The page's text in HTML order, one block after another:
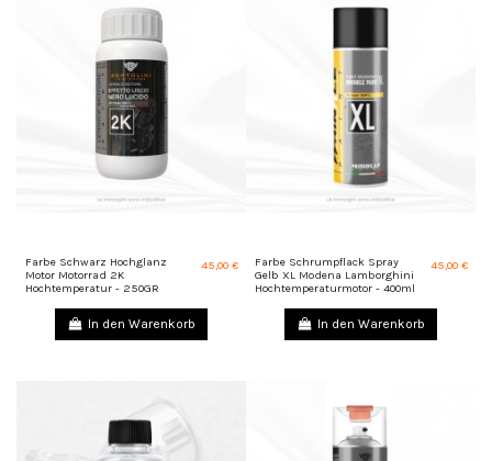
Farbe Schwarz Hochglanz
Motor Motorrad 2K
Hochtemperatur - 250GR
45,00 €
In den Warenkorb
Farbe Schrumpflack Spray
Gelb XL Modena Lamborghini
Hochtemperaturmotor - 400ml
45,00 €
In den Warenkorb